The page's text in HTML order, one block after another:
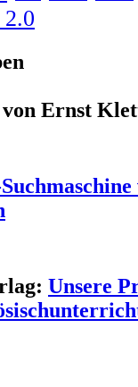
Ernst
Unsere